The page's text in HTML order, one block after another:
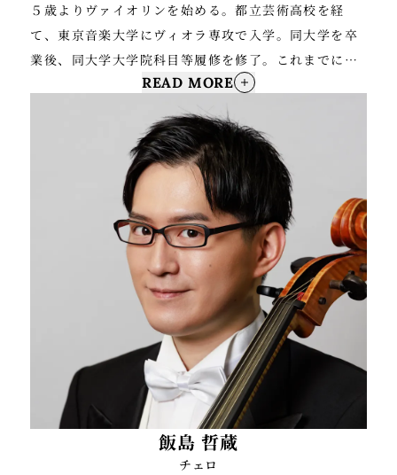
５歳よりヴァイオリンを始める。都立芸術高校を経
て、東京音楽大学にヴィオラ専攻で入学。同大学を卒
業後、同大学大学院科目等履修を修了。これまでにヴ
ィオラを百武由紀氏に師事。
2014〜2016年バイエルン州立青少年オーケストラ夏
季・冬季プロジェクトに参加。
現在はフリー奏者として室内楽やオーケストラ、アー
ティストのライブサポートやミュージカル、レコーデ
ィングでの演奏等、多方面で演奏活動を行う。おーけ
すとら・ぴとれ座団員。Quartet Paradoxメンバー。
READ MORE
飯島 哲蔵
チェロ